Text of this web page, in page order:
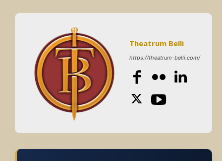
Theatrum Belli
https://theatrum-belli.com/